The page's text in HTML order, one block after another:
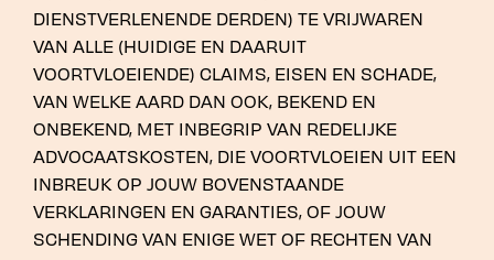
DIENSTVERLENENDE DERDEN) TE VRIJWAREN
VAN ALLE (HUIDIGE EN DAARUIT
VOORTVLOEIENDE) CLAIMS, EISEN EN SCHADE,
VAN WELKE AARD DAN OOK, BEKEND EN
ONBEKEND, MET INBEGRIP VAN REDELIJKE
ADVOCAATSKOSTEN, DIE VOORTVLOEIEN UIT EEN
INBREUK OP JOUW BOVENSTAANDE
VERKLARINGEN EN GARANTIES, OF JOUW
SCHENDING VAN ENIGE WET OF RECHTEN VAN